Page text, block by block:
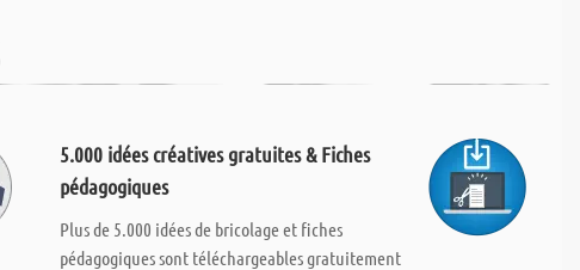
5.000 idées créatives gratuites & Fiches
pédagogiques
Plus de 5.000 idées de bricolage et fiches
pédagogiques sont téléchargeables gratuitement